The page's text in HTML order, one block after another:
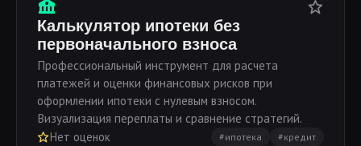
Калькулятор ипотеки без
первоначального взноса
Профессиональный инструмент для расчета
платежей и оценки финансовых рисков при
оформлении ипотеки с нулевым взносом.
Визуализация переплаты и сравнение стратегий.
Нет оценок
#ипотека #кредит